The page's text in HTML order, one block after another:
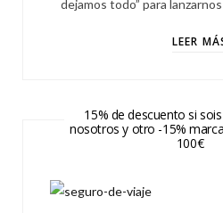
dejamos todo” para
LEER
15% de descuento si
nosotros y otro -15%
100€